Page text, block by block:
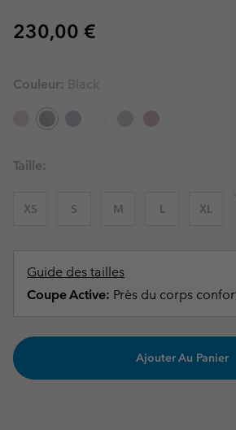
Regular price:
230,00 €
Couleur: Black
Taille:
XS S M L XL
Guide des tailles
Coupe Active: Près du corps
Ajouter Au Panier